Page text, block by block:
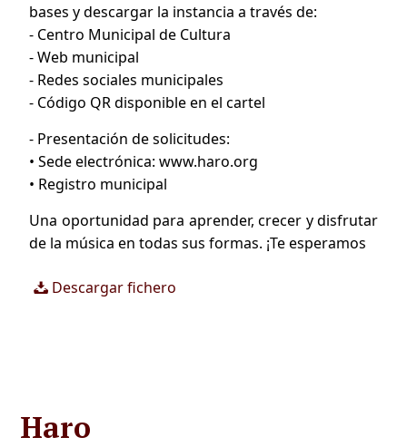
bases y descargar la instancia a través de:
- Centro Municipal de Cultura
- Web municipal
- Redes sociales municipales
- Código QR disponible en el cartel
- Presentación de solicitudes:
• Sede electrónica: www.haro.org
• Registro municipal
Una oportunidad para aprender, crecer y disfrutar
de la música en todas sus formas. ¡Te esperamos
Descargar fichero
Haro